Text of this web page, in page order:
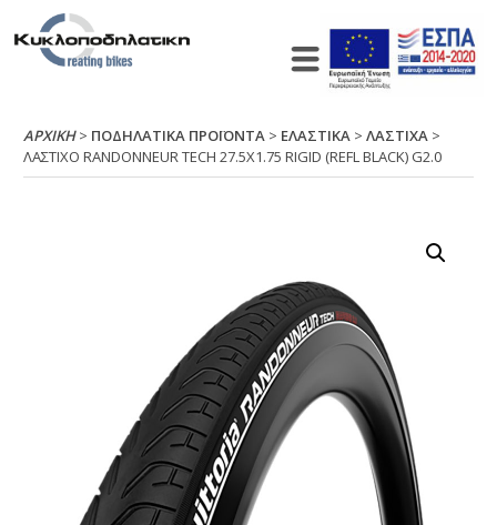
ΑΡΧΙΚΉ> ΠΟΔΗΛΑΤΙΚΑ ΠΡΟΪΟΝΤΑ > ΕΛΑΣΤΙΚΑ >ΛΑΣΤΙΧΑ >
ΛΑΣΤΙΧΟ RΑΝDΟΝΝΕUR ΤΕCΗ 27.5Χ1.75 RΙGΙD (RΕFL ΒLΑCΚ) G2.0